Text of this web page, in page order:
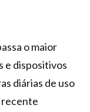
o maior
e dispositivos
diárias de uso